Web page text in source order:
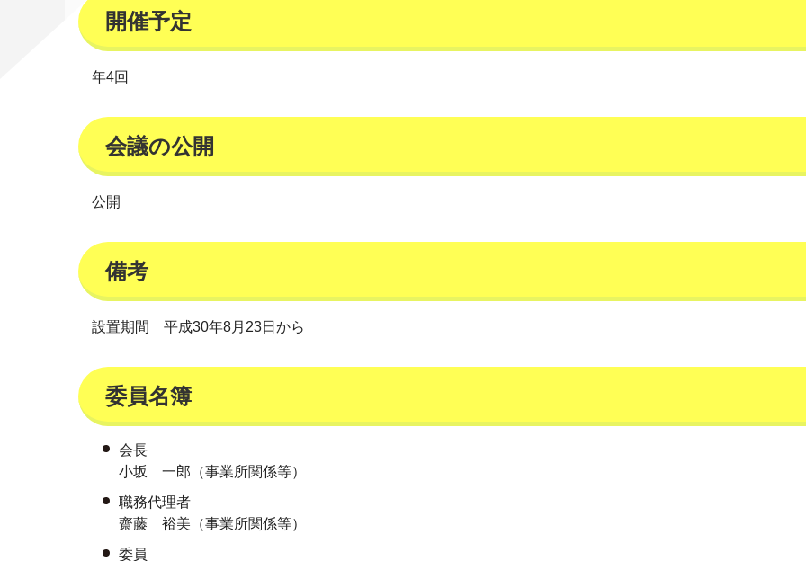
開催予定
年4回
会議の公開
公開
備考
設置期間 平成30年8月23日から
委員名簿
会長
小坂 一郎（事業所関係等）
職務代理者
齋藤 裕美（事業所関係等）
委員